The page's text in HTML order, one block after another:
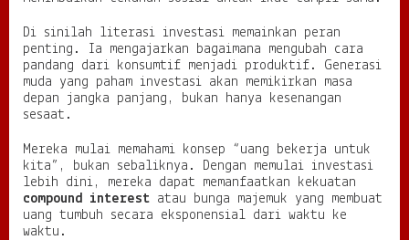
Di sinilah literasi investasi memainkan peran
penting. Ia mengajarkan bagaimana mengubah cara
pandang dari konsumtif menjadi produktif. Generasi
muda yang paham investasi akan memikirkan masa
depan jangka panjang, bukan hanya kesenangan
sesaat.
Mereka mulai memahami konsep “uang bekerja untuk
kita”, bukan sebaliknya. Dengan memulai investasi
lebih dini, mereka dapat memanfaatkan kekuatan
compound interest atau bunga majemuk yang membuat
uang tumbuh secara eksponensial dari waktu ke
waktu.